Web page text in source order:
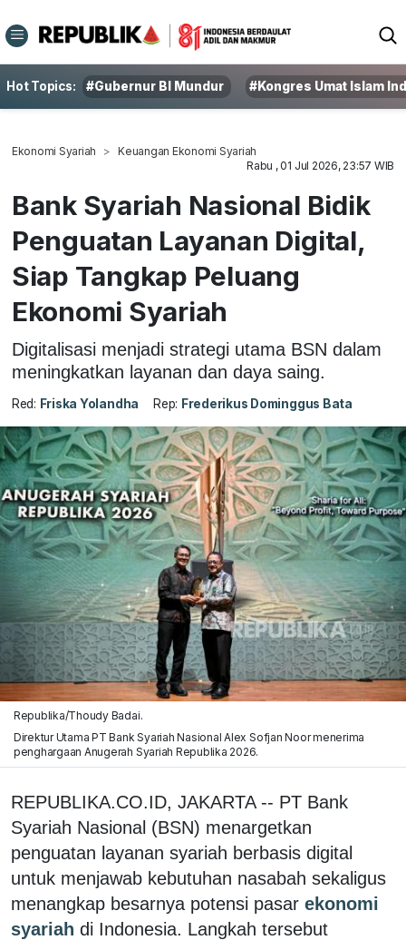
Hot Topics: #Gubernur BI Mundur #Kongres Umat Islam
Ekonomi Syariah
Keuangan Ekonomi Syariah
Rabu , 01 Jul 2026, 23:57 WIB
Bank Syariah Nasional Bidik
Penguatan Layanan Digital,
Siap Tangkap Peluang
Ekonomi Syariah
Digitalisasi menjadi strategi utama BSN dalam
meningkatkan layanan dan daya saing.
Red: Friska Yolandha Rep: Frederikus Dominggus Bata
Republika/Thoudy Badai.
Direktur Utama PT Bank Syariah Nasional Alex Sofjan Noor menerima
penghargaan Anugerah Syariah Republika 2026.
REPUBLIKA.CO.ID, JAKARTA -- PT Bank
Syariah Nasional (BSN) menargetkan
penguatan layanan syariah berbasis digital
untuk menjawab kebutuhan nasabah sekaligus
menangkap besarnya potensi pasar ekonomi
syariah di Indonesia. Langkah tersebut